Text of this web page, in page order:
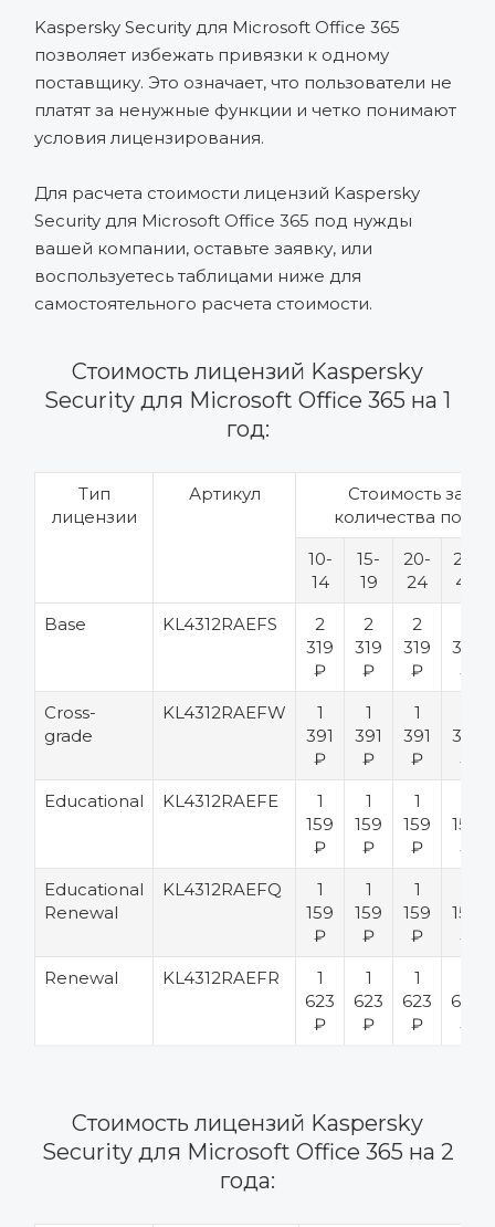
Kaspersky Security для Microsoft Office 365
позволяет избежать привязки к одному
поставщику. Это означает, что пользователи не
платят за ненужные функции и четко понимают
условия лицензирования.
Для расчета стоимости лицензий Kaspersky
Security для Microsoft Office 365 под нужды
вашей компании, оставьте заявку, или
воспользуетесь таблицами ниже для
самостоятельного расчета стоимости.
Стоимость лицензий Kaspersky
Security для Microsoft Office 365 на 1
год:
Тип
лицензии
Артикул
Стоимость за
количества
10-
14
15-
19
20-
24
25-
49
Base
KL4312RAEFS
2
319
₽
2
319
₽
2
319
₽
319
₽
Cross-
grade
KL4312RAEFW
1
391
₽
1
391
₽
1
391
₽
391
₽
Educational
KL4312RAEFE
1
159
₽
1
159
₽
1
159
₽
159
₽
Educational
Renewal
KL4312RAEFQ
1
159
₽
1
159
₽
1
159
₽
159
₽
Renewal
KL4312RAEFR
1
623
₽
1
623
₽
1
623
₽
623
₽
Стоимость лицензий Kaspersky
Security для Microsoft Office 365 на 2
года: